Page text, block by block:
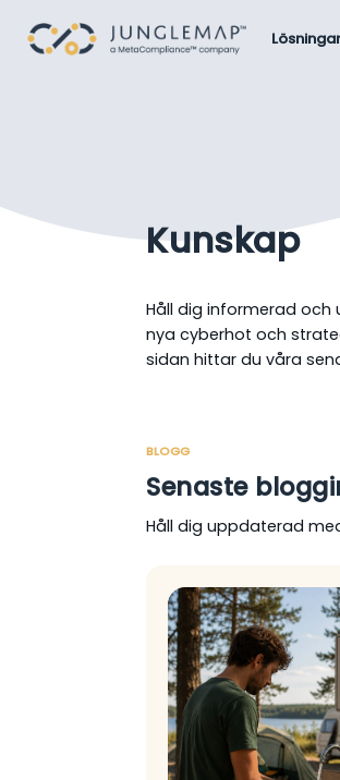
Lösningar
Kunskap
Håll dig informerad
nya cyberhot och
sidan hittar du våra
BLOGG
Senaste
Håll dig uppdaterad